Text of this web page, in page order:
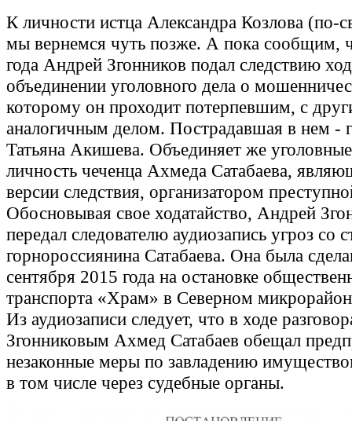
К личности истца Александра Козлова (по-
мы вернемся чуть позже. А пока сообщим,
года Андрей Згонников подал следствию
объединении уголовного дела о
которому он проходит потерпевшим, с
аналогичным делом. Пострадавшая в нем -
Татьяна Акишева. Объединяет же
личность чеченца Ахмеда Сатабаева,
версии следствия, организатором
Обосновывая свое ходатайство, Андрей
передал следователю аудиозапись угроз со
горнороссиянина Сатабаева. Она была
сентября 2015 года на остановке
транспорта «Храм» в Северном
Из аудиозаписи следует, что в ходе
Згонниковым Ахмед Сатабаев обещал
незаконные меры по завладению
в том числе через судебные органы.